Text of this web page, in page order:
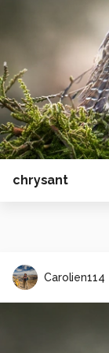
chrysant
Carolien114